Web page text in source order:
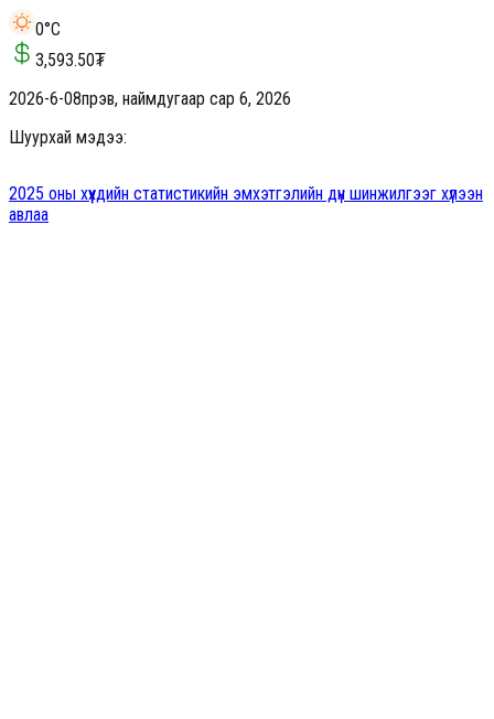
0°C
3,593.50₮
2026-6-08пүрэв, наймдугаар сар 6, 2026
Шуурхай мэдээ:
2025 оны хүүхдийн статистикийн эмхэтгэлийн дүн шинжилгээг хүлээн
авлаа